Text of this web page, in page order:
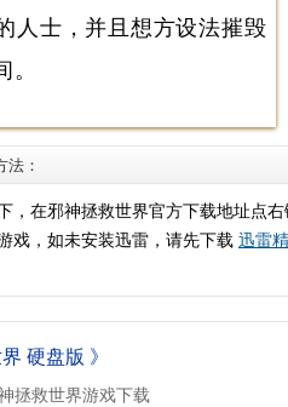
人士，并且想方设法摧毁
法：
，在邪神拯救世界官方下载地址点
戏，如未安装迅雷，请先下载 迅雷
硬盘版 》
拯救世界游戏下载